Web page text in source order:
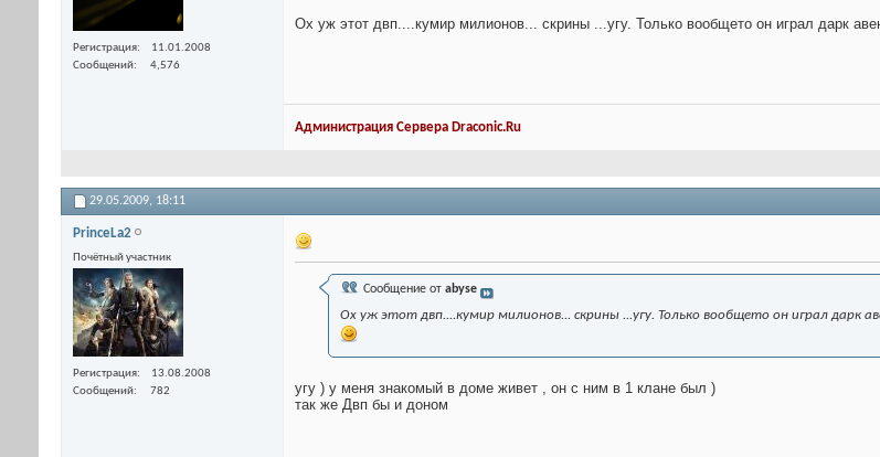
Регистрация
11.01.2008
Сообщений
4,576
Ох уж этот двп....кумир милионов... скрины ...угу. Только вообщето он играл дарк
Администрация Сервера Draconic.Ru
29.05.2009, 18:11
PrinceLa2
Почётный участник
Регистрация
13.08.2008
Сообщений
782
Сообщение от abyse
Ох уж этот двп....кумир милионов... скрины ...угу. Только вообщето он играл дарк
угу ) у меня знакомый в доме живет , он с ним в 1 клане был )
так же Двп бы и доном